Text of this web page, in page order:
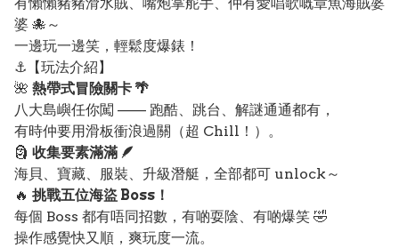
有懶懶豬豬滑水賊、嘴炮掌舵手、仲有愛唱歌嘅章魚海賊婆
婆 🐙～
一邊玩一邊笑，輕鬆度爆錶！
⚓【玩法介紹】
🌺 熱帶式冒險關卡 🌴
八大島嶼任你闖 —— 跑酷、跳台、解謎通通都有，
有時仲要用滑板衝浪過關（超 Chill！）。
🗿 收集要素滿滿 🪶
海貝、寶藏、服裝、升級潛艇，全部都可 unlock～
🔥 挑戰五位海盜 Boss！
每個 Boss 都有唔同招數，有啲耍陰、有啲爆笑 🤣
操作感覺快又順，爽玩度一流。